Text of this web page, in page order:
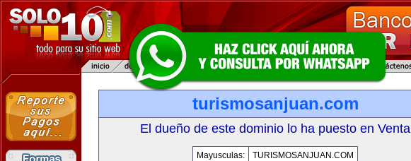
turismosanjuan.com
El dueño de este dominio lo ha puesto en Venta
Mayusculas:
TURISMOSANJUAN.COM